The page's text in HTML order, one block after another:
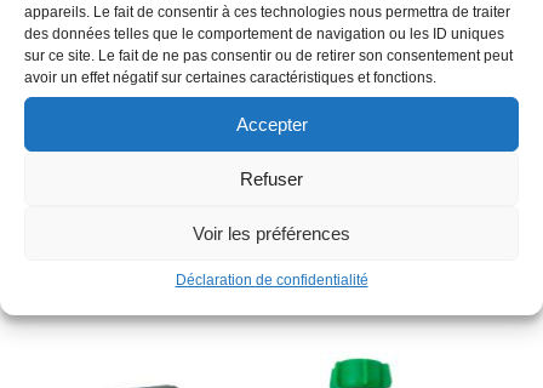
appareils. Le fait de consentir à ces technologies nous permettra de traiter
des données telles que le comportement de navigation ou les ID uniques
sur ce site. Le fait de ne pas consentir ou de retirer son consentement peut
avoir un effet négatif sur certaines caractéristiques et fonctions.
Accepter
Refuser
Voir les préférences
Déclaration de confidentialité
Description
Famille : C05
Autres informations : NIMH rechargeable
Produits similaires